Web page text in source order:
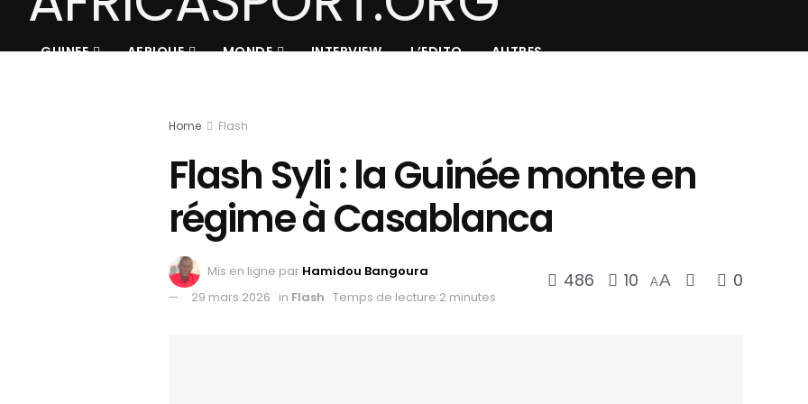
GUINEE AFRIQUE MONDE INTERVIEW L’EDITO AUTRES
Home Flash
Flash Syli : la Guinée monte en
régime à Casablanca
Mis en ligne par Hamidou Bangoura
29 mars 2026 in Flash Temps de lecture:2 minutes
486 10 AA 0